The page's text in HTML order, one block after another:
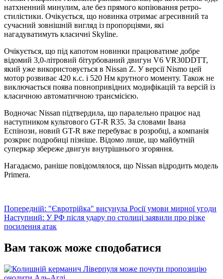
натхненний минулим, але без прямого копіювання ретро-
стилістики. Очікується, що новинка отримає агресивний та
сучасний зовнішній вигляд із пропорціями, які
нагадуватимуть класичні Skyline.
Очікується, що під капотом новинки працюватиме добре
відомий 3,0-літровий бітурбований двигун V6 VR30DDTT,
який уже використовується в Nissan Z. У версії Nismo цей
мотор розвиває 420 к.с. і 520 Нм крутного моменту. Також не
виключається поява повнопривідних модифікацій та версій із
класичною автоматичною трансмісією.
Водночас Nissan підтвердила, що паралельно працює над
наступником культового GT-R R35. За словами Івана
Еспінози, новий GT-R вже перебуває в розробці, а компанія
розкриє подробиці пізніше. Відомо лише, що майбутній
суперкар збереже двигун внутрішнього згоряння.
Нагадаємо, раніше повідомлялося, що Nissan відродить модель
Primera.
Навігація
записів
Попередній: "Євротрійка" висунула Росії умови мирної угоди
Наступний: У РФ після удару по столиці заявили про різке
посилення атак
Вам також може сподобатися